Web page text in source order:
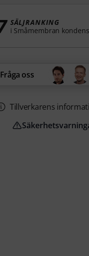
SÄLJRANKING
i Småmembran
Fråga oss
Tillverkarens